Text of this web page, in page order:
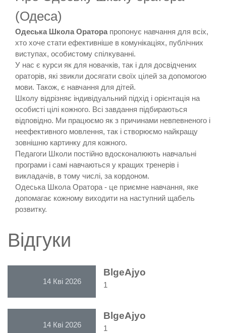
(Одеса)
Одеська Школа Оратора пропонує навчання для всіх,
хто хоче стати ефективніше в комунікаціях, публічних
виступах, особистому спілкуванні.
У нас є курси як для новачків, так і для досвідчених
ораторів, які звикли досягати своїх цілей за допомогою
мови. Також, є навчання для дітей.
Школу відрізняє індивідуальний підхід і орієнтація на
особисті цілі кожного. Всі завдання підбираються
відповідно. Ми працюємо як з причинами невпевненого і
неефективного мовлення, так і створюємо найкращу
зовнішню картинку для кожного.
Педагоги Школи постійно вдосконалюють навчальні
програми і самі навчаються у кращих тренерів і
викладачів, в тому числі, за кордоном.
Одеська Школа Оратора - це приємне навчання, яке
допомагає кожному виходити на наступний щабель
розвитку.
Відгуки
14 Кві 2026
BlgeAjyo
1
14 Кві 2026
BlgeAjyo
1